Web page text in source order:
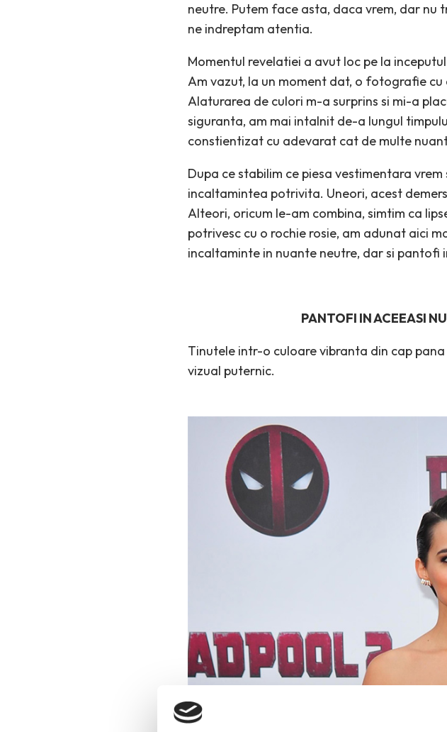
neutre. Putem face asta, daca vrem, dar nu
ne indreptam atentia.
Momentul revelatiei a avut loc pe la
Am vazut, la un moment dat, o fotografie
Alaturarea de culori m-a surprins si mi-a
siguranta, am mai intalnit de-a lungul
constientizat cu adevarat cat de multe
Dupa ce stabilim ce piesa vestimentara
incaltamintea potrivita. Uneori, acest
Alteori, oricum le-am combina, simtim ca
potrivesc cu o rochie rosie, am adunat aici
incaltaminte in nuante neutre, dar si pantofi
PANTOFI IN ACEEASI
Tinutele intr-o culoare vibranta din cap
vizual puternic.